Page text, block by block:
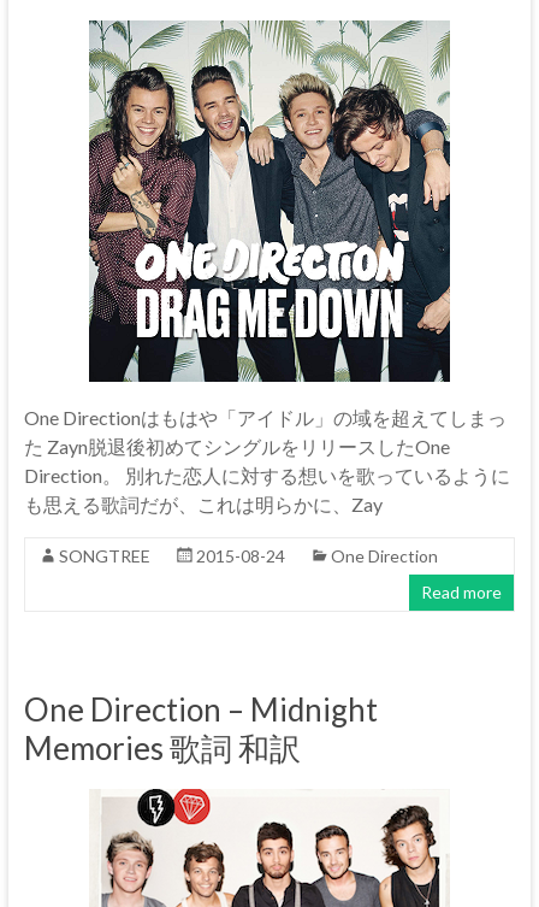
One Directionはもはや「アイドル」の域を超えてしまっ
た Zayn脱退後初めてシングルをリリースしたOne
Direction。 別れた恋人に対する想いを歌っているように
も思える歌詞だが、これは明らかに、Zay
SONGTREE 2015-08-24
One Direction
Read more
One Direction – Midnight
Memories 歌詞 和訳